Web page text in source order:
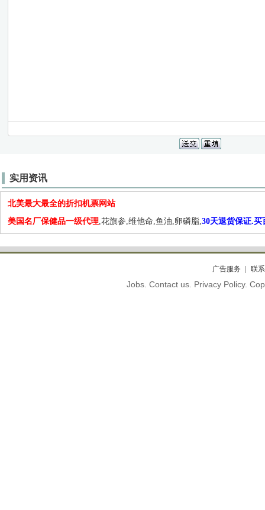
实用资讯
北美最大最全的折扣机票网站
美国名厂保健品一级代理,花旗参,维他命,鱼油,卵磷脂,30天退货保证.买
广告服务 联
Jobs. Contact us. Privacy Policy.